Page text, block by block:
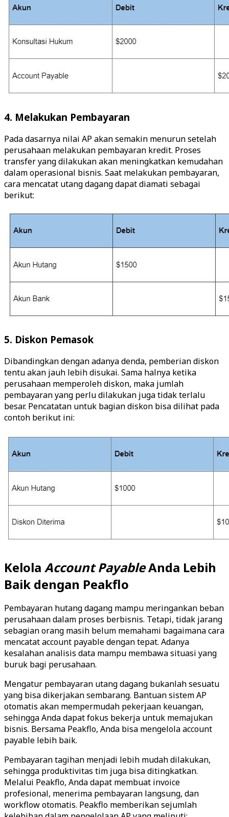
4. Melakukan Pembayaran
Pada dasarnya nilai AP akan semakin menurun setelah
perusahaan melakukan pembayaran kredit. Proses
transfer yang dilakukan akan meningkatkan kemudahan
dalam operasional bisnis. Saat melakukan pembayaran,
cara mencatat utang dagang dapat diamati sebagai
berikut:
5. Diskon Pemasok
Dibandingkan dengan adanya denda, pemberian diskon
tentu akan jauh lebih disukai. Sama halnya ketika
perusahaan memperoleh diskon, maka jumlah
pembayaran yang perlu dilakukan juga tidak terlalu
besar. Pencatatan untuk bagian diskon bisa dilihat pada
contoh berikut ini:
Kelola Account PayableAnda Lebih
Baik dengan Peakflo
Pembayaran hutang dagang mampu meringankan beban
perusahaan dalam proses berbisnis. Tetapi, tidak jarang
sebagian orang masih belum memahami bagaimana cara
mencatat account payable dengan tepat. Adanya
kesalahan analisis data mampu membawa situasi yang
buruk bagi perusahaan.
Mengatur pembayaran utang dagang bukanlah sesuatu
yang bisa dikerjakan sembarang. Bantuan sistem AP
otomatis akan mempermudah pekerjaan keuangan,
sehingga Anda dapat fokus bekerja untuk memajukan
bisnis. Bersama Peakflo, Anda bisa mengelola account
payable lebih baik.
Pembayaran tagihan menjadi lebih mudah dilakukan,
sehingga produktivitas tim juga bisa ditingkatkan.
Melalui Peakflo, Anda dapat membuat invoice
profesional, menerima pembayaran langsung, dan
workflow otomatis. Peakflo memberikan sejumlah